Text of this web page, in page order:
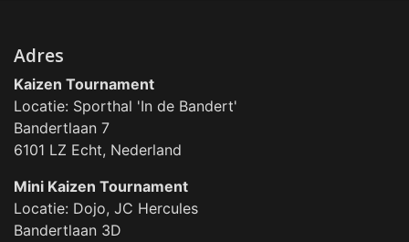
Adres
Kaizen Tournament
Locatie: Sporthal 'In de Bandert'
Bandertlaan 7
6101 LZ Echt, Nederland
Mini Kaizen Tournament
Locatie: Dojo, JC Hercules
Bandertlaan 3D